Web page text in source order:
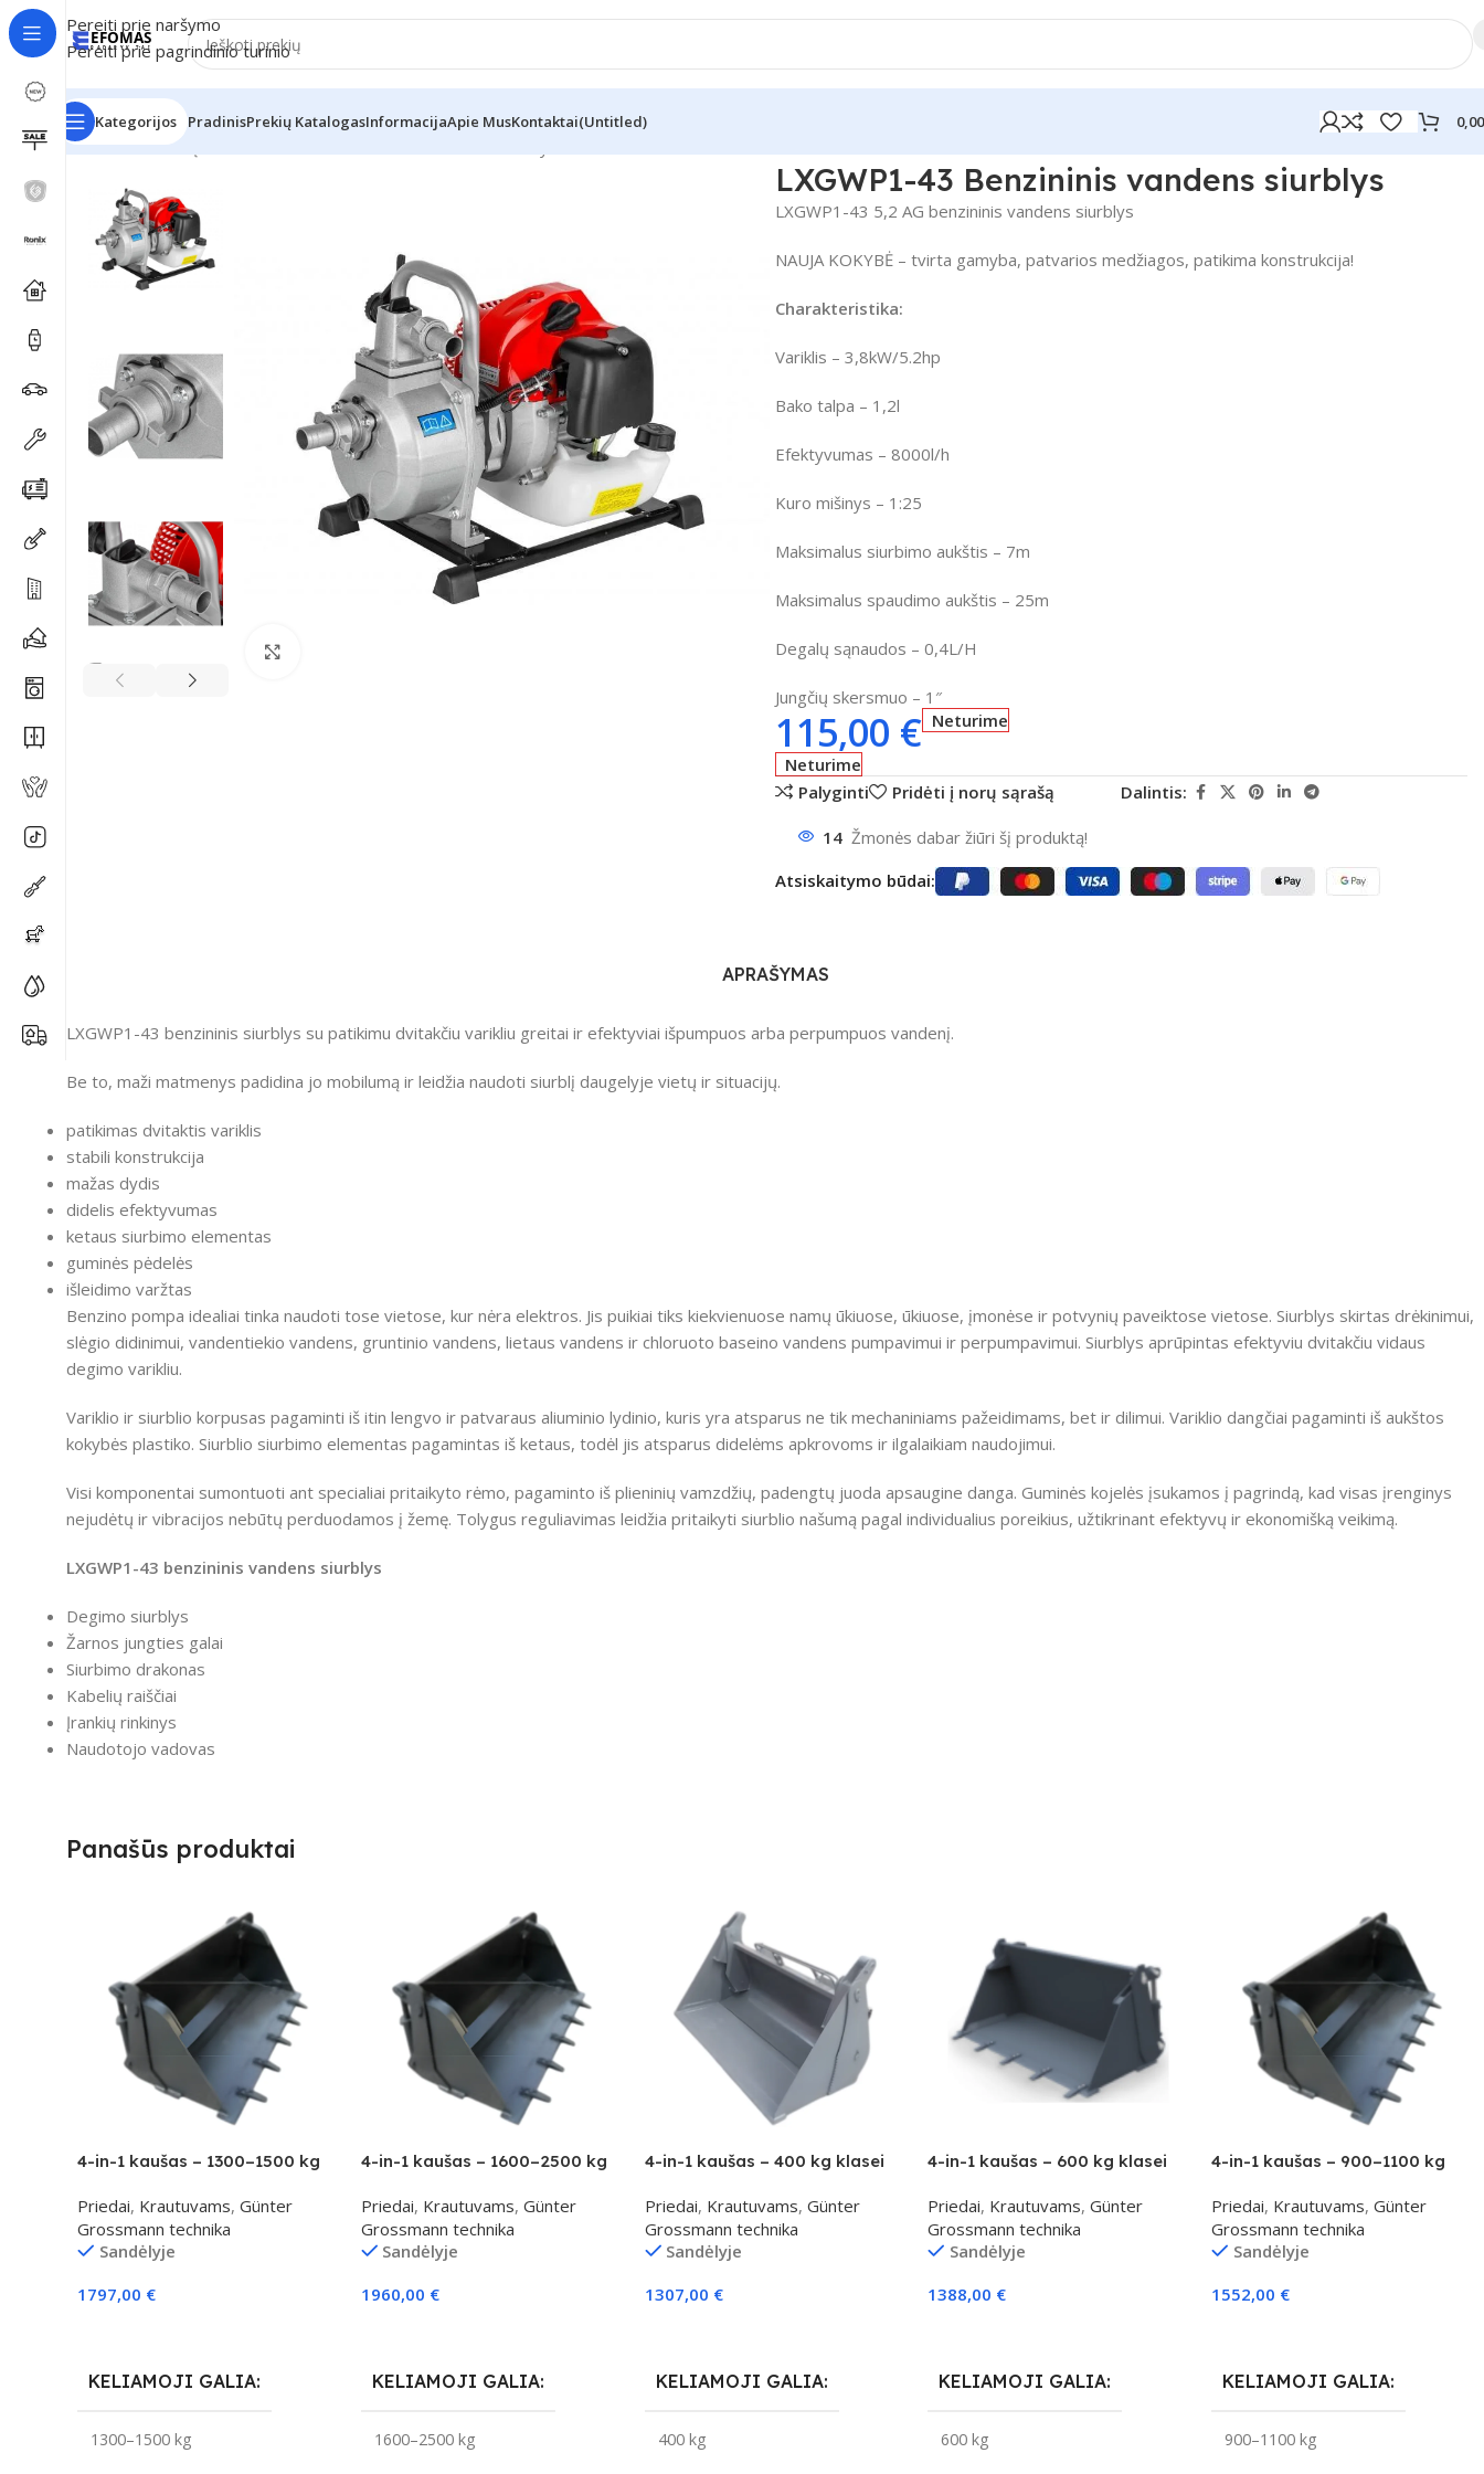
Pereiti prie naršymo
Pereiti prie pagrindinio turinio
Kategorijos PradinisPrekių KatalogasInformacijaApie MusKontaktai(Untitled)
Pradžia Lauko įrankiai
LXGWP1-43 Benzininis vandens siurblys
LXGWP1-43 5,2 AG benzininis vandens siurblys
NAUJA KOKYBĖ – tvirta gamyba, patvarios medžiagos, patikima konstrukcija!
Charakteristika:
Variklis – 3,8kW/5.2hp
Bako talpa – 1,2l
Efektyvumas – 8000l/h
Kuro mišinys – 1:25
Maksimalus siurbimo aukštis – 7m
Maksimalus spaudimo aukštis – 25m
Degalų sąnaudos – 0,4L/H
Jungčių skersmuo – 1″
115,00 € Neturime
Neturime
Palyginti
Pridėti į norų sąrašą Dalintis:
14 Žmonės dabar žiūri šį produktą!
Atsiskaitymo būdai:
APRAŠYMAS
LXGWP1-43 benzininis siurblys su patikimu dvitakčiu varikliu greitai ir efektyviai išpumpuos arba perpumpuos vandenį.
Be to, maži matmenys padidina jo mobilumą ir leidžia naudoti siurblį daugelyje vietų ir situacijų.
patikimas dvitaktis variklis
stabili konstrukcija
mažas dydis
didelis efektyvumas
ketaus siurbimo elementas
guminės pėdelės
išleidimo varžtas
Benzino pompa idealiai tinka naudoti tose vietose, kur nėra elektros. Jis puikiai tiks kiekvienuose namų ūkiuose, ūkiuose, įmonėse ir potvynių paveiktose vietose. Siurblys skirtas drėkinimui,
slėgio didinimui, vandentiekio vandens, gruntinio vandens, lietaus vandens ir chloruoto baseino vandens pumpavimui ir perpumpavimui. Siurblys aprūpintas efektyviu dvitakčiu vidaus
degimo varikliu.
Variklio ir siurblio korpusas pagaminti iš itin lengvo ir patvaraus aliuminio lydinio, kuris yra atsparus ne tik mechaniniams pažeidimams, bet ir dilimui. Variklio dangčiai pagaminti iš aukštos
kokybės plastiko. Siurblio siurbimo elementas pagamintas iš ketaus, todėl jis atsparus didelėms apkrovoms ir ilgalaikiam naudojimui.
Visi komponentai sumontuoti ant specialiai pritaikyto rėmo, pagaminto iš plieninių vamzdžių, padengtų juoda apsaugine danga. Guminės kojelės įsukamos į pagrindą, kad visas įrenginys
nejudėtų ir vibracijos nebūtų perduodamos į žemę. Tolygus reguliavimas leidžia pritaikyti siurblio našumą pagal individualius poreikius, užtikrinant efektyvų ir ekonomišką veikimą.
LXGWP1-43 benzininis vandens siurblys
Degimo siurblys
Žarnos jungties galai
Siurbimo drakonas
Kabelių raiščiai
Įrankių rinkinys
Naudotojo vadovas
Panašūs produktai
4-in-1 kaušas – 1300–1500 kg
Priedai, Krautuvams, Günter
Grossmann technika
Sandėlyje
1797,00 €
KELIAMOJI GALIA
1300–1500 kg
4-in-1 kaušas – 1600–2500 kg
Priedai, Krautuvams, Günter
Grossmann technika
Sandėlyje
1960,00 €
KELIAMOJI GALIA
1600–2500 kg
4-in-1 kaušas – 400 kg klasei
Priedai, Krautuvams, Günter
Grossmann technika
Sandėlyje
1307,00 €
KELIAMOJI GALIA
400 kg
4-in-1 kaušas – 600 kg klasei
Priedai, Krautuvams, Günter
Grossmann technika
Sandėlyje
1388,00 €
KELIAMOJI GALIA
600 kg
4-in-1 kaušas – 900–1100 kg
Priedai, Krautuvams, Günter
Grossmann technika
Sandėlyje
1552,00 €
KELIAMOJI GALIA
900–1100 kg